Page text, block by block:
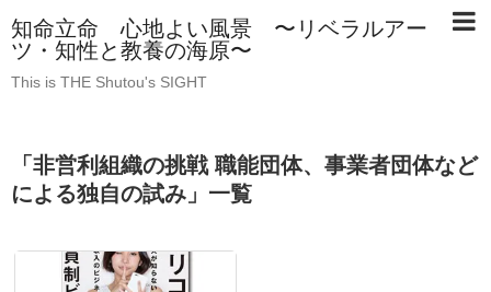
知命立命 心地よい風景 〜リベラルアー
ツ・知性と教養の海原〜
This is THE Shutou's SIGHT
「 非営利組織の挑戦 職能団体、事業者団体など
による独自の試み 」 一覧